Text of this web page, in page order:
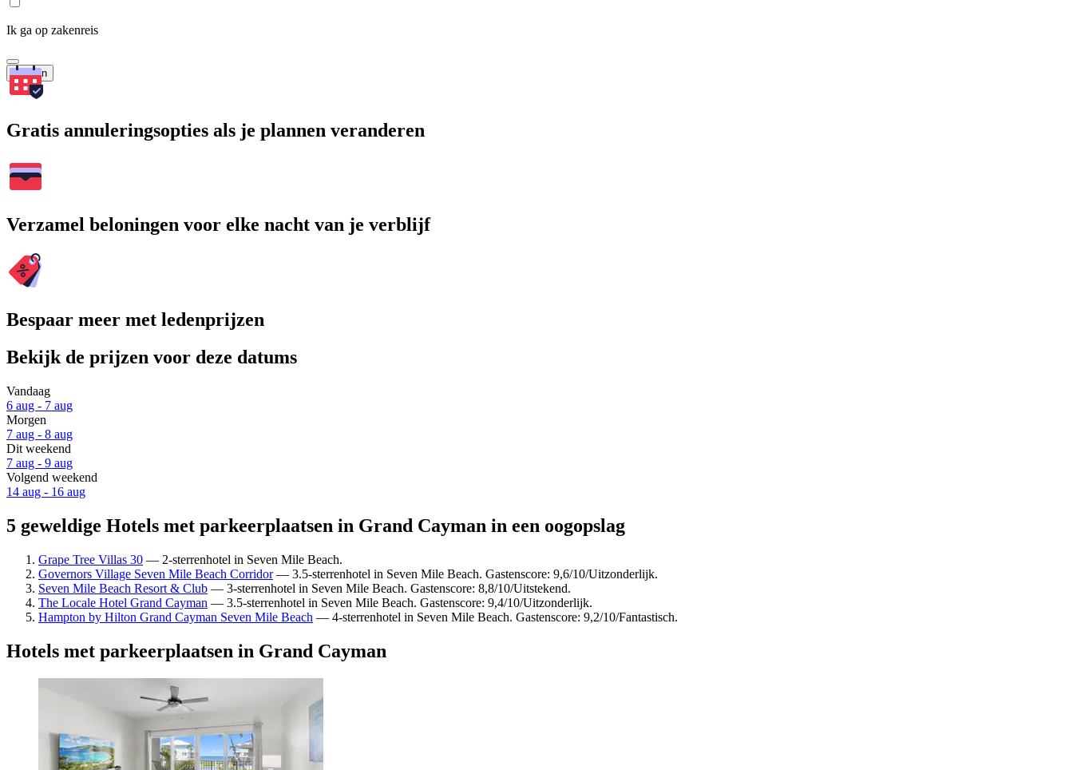
Ik ga op zakenreis
Zoeken
Gratis annuleringsopties als je plannen veranderen
Verzamel beloningen voor elke nacht van je verblijf
Bespaar meer met ledenprijzen
Bekijk de prijzen voor deze datums
Vandaag
6 aug - 7 aug
Morgen
7 aug - 8 aug
Dit weekend
7 aug - 9 aug
Volgend weekend
14 aug - 16 aug
5 geweldige Hotels met parkeerplaatsen in Grand Cayman in een oogopslag
Grape Tree Villas 30 — 2-sterrenhotel in Seven Mile Beach.
Governors Village Seven Mile Beach Corridor— 3.5-sterrenhotel in Seven Mile Beach. Gastenscore: 9,6/10/Uitzonderlijk.
Seven Mile Beach Resort & Club — 3-sterrenhotel in Seven Mile Beach. Gastenscore: 8,8/10/Uitstekend.
The Locale Hotel Grand Cayman — 3.5-sterrenhotel in Seven Mile Beach. Gastenscore: 9,4/10/Uitzonderlijk.
Hampton by Hilton Grand Cayman Seven Mile Beach — 4-sterrenhotel in Seven Mile Beach. Gastenscore: 9,2/10/Fantastisch.
Hotels met parkeerplaatsen in Grand Cayman